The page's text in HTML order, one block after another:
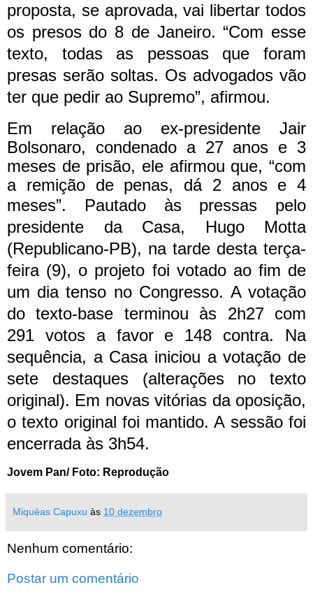
proposta, se aprovada, vai libertar todos
os presos do 8 de Janeiro. “Com esse
texto, todas as pessoas que foram
presas serão soltas. Os advogados vão
ter que pedir ao Supremo”, afirmou.
Em relação ao ex-presidente Jair
Bolsonaro, condenado a 27 anos e 3
meses de prisão, ele afirmou que, “com
a remição de penas, dá 2 anos e 4
meses”. Pautado às pressas pelo
presidente da Casa, Hugo Motta
(Republicano-PB), na tarde desta terça-
feira (9), o projeto foi votado ao fim de
um dia tenso no Congresso. A votação
do texto-base terminou às 2h27 com
291 votos a favor e 148 contra. Na
sequência, a Casa iniciou a votação de
sete destaques (alterações no texto
original). Em novas vitórias da oposição,
o texto original foi mantido. A sessão foi
encerrada às 3h54.
Jovem Pan/ Foto: Reprodução
Miquéas Capuxu às 10 dezembro
Nenhum comentário:
Postar um comentário